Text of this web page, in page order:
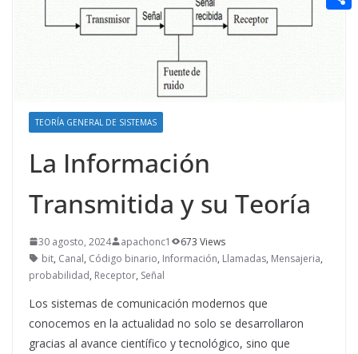
TEORÍA GENERAL DE SISTEMAS
La Información
Transmitida y su Teoría
30 agosto, 2024 apachonc1
673 Views
bit, Canal, Código binario, Información, Llamadas, Mensajeria,
probabilidad, Receptor, Señal
Los sistemas de comunicación modernos que
conocemos en la actualidad no solo se desarrollaron
gracias al avance científico y tecnológico, sino que
n
a